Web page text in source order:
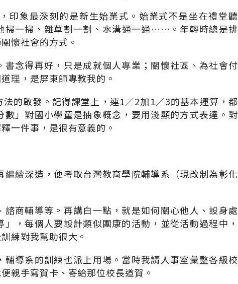
印象最深刻的是新生始業式。始業式不是坐在禮堂聽
掃一掃、雜草割一割、水溝通一通……。年輕時總是排
懷社會的方式。
念得再好，只是成就個人專業；關懷社區、為社會付
理，是屏東師專教我的。
的啟發。記得課堂上，連1／2加1／3的基本運算，都
」對國小學童是抽象概念，要用淺顯的方式表達。對
一件事，是很有意義的。
續深造，便考取台灣教育學院輔導系（現改制為彰化
商輔導等。再講白一點，就是如何關心他人、設身處
，每個人要設計類似團康的活動，並從活動過程中，
練對我幫助很大。
導系的訓練也派上用場。當時我請人事室彙整各級校
親手寫賀卡、寄給那位校長道賀。